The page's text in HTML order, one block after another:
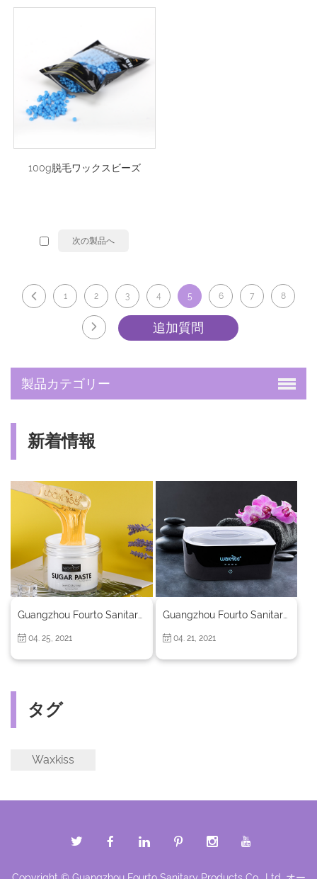
100g脱毛ワックスビーズ
次の製品へ
1 2 3 4 5 6 7 8
製品カテゴリー
新着情報
04. 25, 2021
Guangzhou Fourto Sanitary Products Co., Ltd.
04. 21, 2021
タグ
Waxkiss